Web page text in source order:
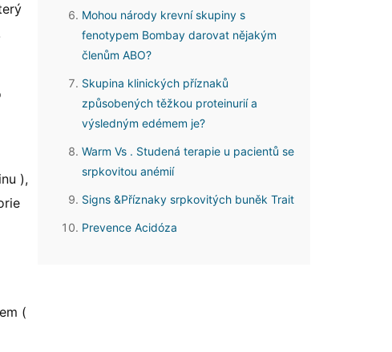
),
(
Mohou národy krevní skupiny s
fenotypem Bombay darovat nějakým
členům ABO?
Skupina klinických příznaků
způsobených těžkou proteinurií a
výsledným edémem je?
Warm Vs . Studená terapie u pacientů se
srpkovitou anémií
Signs &Příznaky srpkovitých buněk Trait
Prevence Acidóza